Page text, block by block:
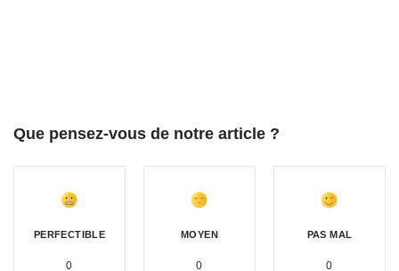
Que pensez-vous de notre article ?
PERFECTIBLE
0
MOYEN
0
PAS MAL
0